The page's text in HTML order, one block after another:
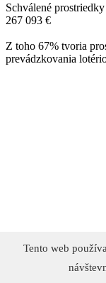
Schválené
267 093 €
Z toho 67% tvoria
prevádzkovania
Tento web
Tento web